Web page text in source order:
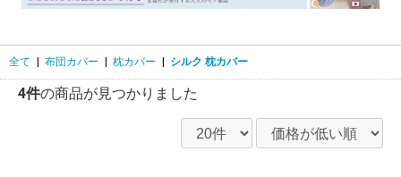
全て 布団カバー 枕カバー シルク 枕カバー
4件の商品が見つかりました